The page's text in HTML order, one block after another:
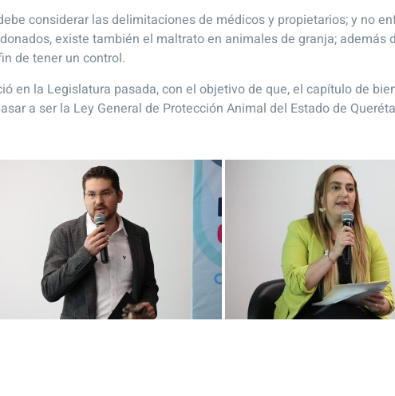
considerar las delimitaciones de médicos y propietarios; y no
existe también el maltrato en animales de granja; además
de tener un control.
en la Legislatura pasada, con el objetivo de que, el capítulo de
a ser la Ley General de Protección Animal del Estado de